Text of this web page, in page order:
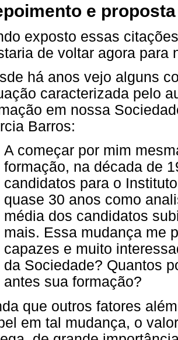
e proposta
exposto essas
de voltar agora para
há anos vejo alguns
caracterizada pelo
em nossa
Barros:
A começar por mim
formação, na década de
candidatos para o
quase 30 anos como
média dos candidatos
mais. Essa mudança me
capazes e muito
da Sociedade? Quantos
antes sua formação?
que outros fatores
em tal mudança, o